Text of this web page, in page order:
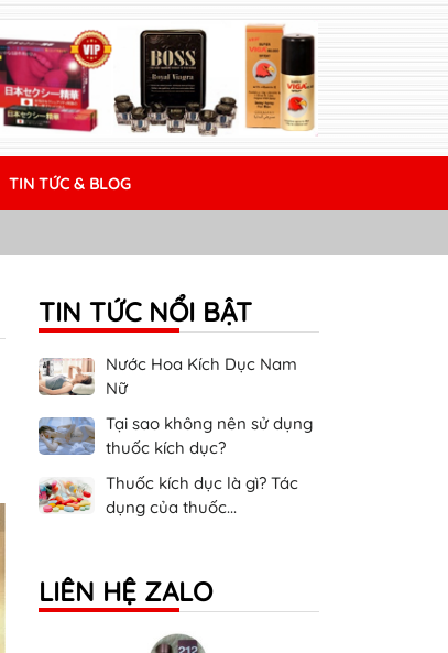
TIN TỨC & BLOG
TIN TỨC NỔI BẬT
Nước Hoa Kích Dục Nam
Nữ
Tại sao không nên sử dụng
thuốc kích dục?
Thuốc kích dục là gì? Tác
dụng của thuốc...
LIÊN HỆ ZALO